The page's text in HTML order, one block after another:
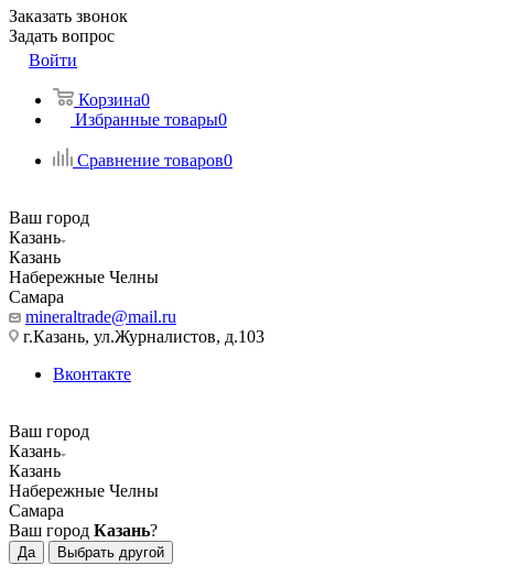
Заказать звонок
Задать вопрос
Войти
Корзина0
Избранные товары0
Сравнение товаров0
Ваш город
Казань
Казань
Набережные Челны
Самара
mineraltrade@mail.ru
г.Казань, ул.Журналистов, д.103
Вконтакте
Ваш город
Казань
Казань
Набережные Челны
Самара
Ваш город Казань?
Да Выбрать другой